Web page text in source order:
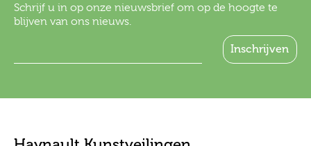
Schrijf u in op onze nieuwsbrief om op de hoogte te
blijven van ons nieuws.